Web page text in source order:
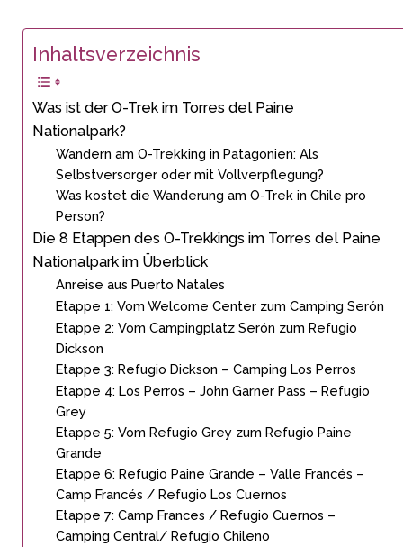
Inhaltsverzeichnis
Was ist der O-Trek im Torres del Paine
Nationalpark?
Wandern am O-Trekking in Patagonien: Als
Selbstversorger oder mit Vollverpflegung?
Was kostet die Wanderung am O-Trek in Chile pro
Person?
Die 8 Etappen des O-Trekkings im Torres del Paine
Nationalpark im Überblick
Anreise aus Puerto Natales
Etappe 1: Vom Welcome Center zum Camping Serón
Etappe 2: Vom Campingplatz Serón zum Refugio
Dickson
Etappe 3: Refugio Dickson – Camping Los Perros
Etappe 4: Los Perros – John Garner Pass – Refugio
Grey
Etappe 5: Vom Refugio Grey zum Refugio Paine
Grande
Etappe 6: Refugio Paine Grande – Valle Francés –
Camp Francés / Refugio Los Cuernos
Etappe 7: Camp Frances / Refugio Cuernos –
Camping Central/ Refugio Chileno